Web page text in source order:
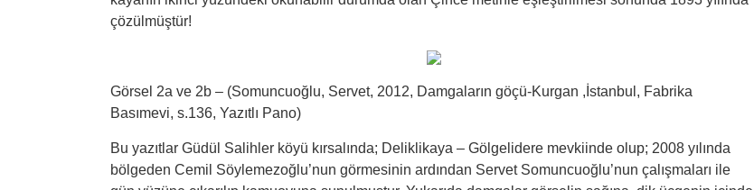
çözülmüştür!
Görsel 2a ve 2b – (Somuncuoğlu, Servet, 2012, Damgaların göçü-Kurgan ,İstanbul, Fabrika
Basımevi, s.136, Yazıtlı Pano)
Bu yazıtlar Güdül Salihler köyü kırsalında; Deliklikaya – Gölgelidere mevkiinde olup; 2008 yılında
bölgeden Cemil Söylemezoğlu’nun görmesinin ardından Servet Somuncuoğlu’nun çalışmaları ile